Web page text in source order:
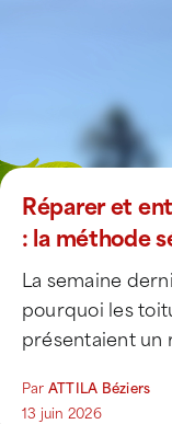
Réparer et
: la méthode
La semaine
pourquoi les
présentaient un
Par ATTILA Béziers
13 juin 2026